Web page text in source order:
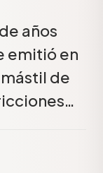
años
emitió en
de